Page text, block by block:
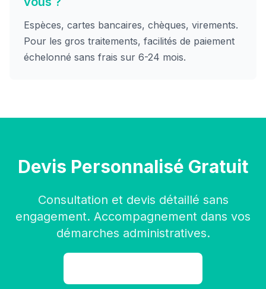
Espèces, cartes bancaires, chèques, virements.
Pour les gros traitements, facilités de paiement
échelonné sans frais sur 6-24 mois.
Devis Personnalisé Gratuit
Consultation et devis détaillé sans
engagement. Accompagnement dans vos
démarches administratives.